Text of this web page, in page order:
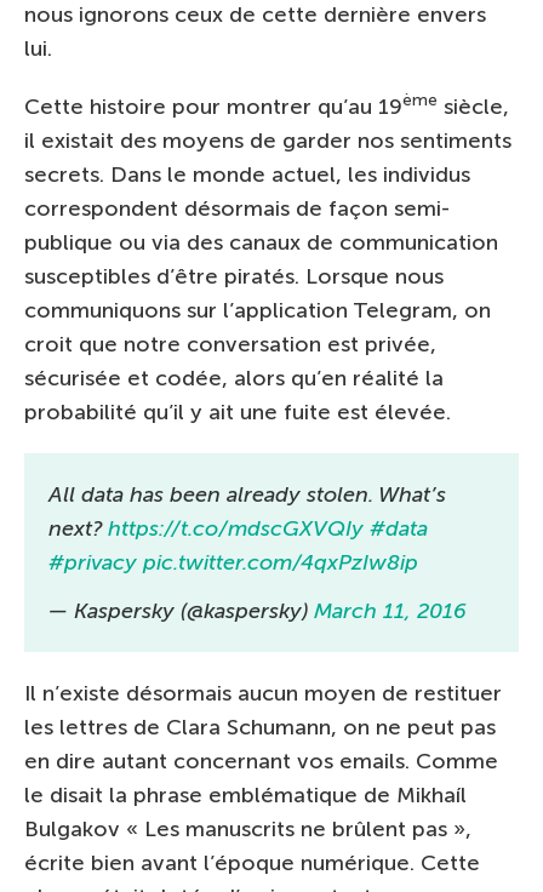
nous ignorons ceux de cette dernière envers
lui.
Cette histoire pour montrer qu’au 19ème siècle,
il existait des moyens de garder nos sentiments
secrets. Dans le monde actuel, les individus
correspondent désormais de façon semi-
publique ou via des canaux de communication
susceptibles d’être piratés. Lorsque nous
communiquons sur l’application Telegram, on
croit que notre conversation est privée,
sécurisée et codée, alors qu’en réalité la
probabilité qu’il y ait une fuite est élevée.
All data has been already stolen. What’s
next?https://t.co/mdscGXVQIy #data
#privacy pic.twitter.com/4qxPzIw8ip
— Kaspersky (@kaspersky) March 11, 2016
Il n’existe désormais aucun moyen de restituer
les lettres de Clara Schumann, on ne peut pas
en dire autant concernant vos emails. Comme
le disait la phrase emblématique de Mikhaíl
Bulgakov « Les manuscrits ne brûlent pas »,
écrite bien avant l’époque numérique. Cette